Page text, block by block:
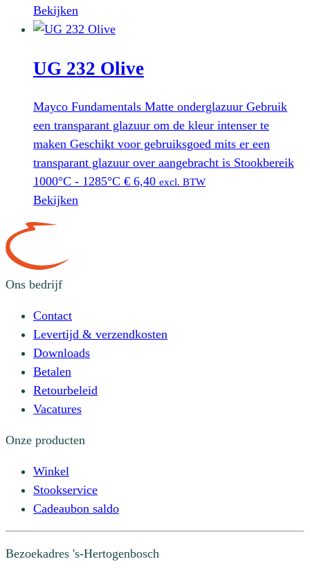
Bekijken
UG 232 Olive
Mayco Fundamentals Matte onderglazuur Gebruik
een transparant glazuur om de kleur intenser te
maken Geschikt voor gebruiksgoed mits er een
transparant glazuur over aangebracht is Stookbereik
1000°C - 1285°C € 6,40 excl. BTW
Bekijken
Ons bedrijf
Contact
Levertijd & verzendkosten
Downloads
Betalen
Retourbeleid
Vacatures
Onze producten
Winkel
Stookservice
Cadeaubon saldo
Bezoekadres 's-Hertogenbosch